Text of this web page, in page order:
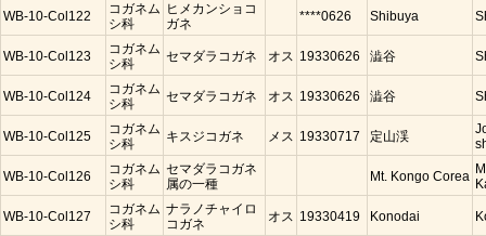
WB-10-Col122
コガネム
シ科
ヒメカンショコ
ガネ
****0626 Shibuya
WB-10-Col123
コガネム
シ科
セマダラコガネ オス 19330626 澁谷
WB-10-Col124
コガネム
シ科
セマダラコガネ オス 19330626 澁谷
WB-10-Col125
コガネム
シ科
キスジコガネ メス 19330717 定山渓
WB-10-Col126
コガネム
シ科
セマダラコガネ
属の一種
Mt. Kongo Corea
WB-10-Col127
コガネム
シ科
ナラノチャイロ
コガネ
オス 19330419 Konodai